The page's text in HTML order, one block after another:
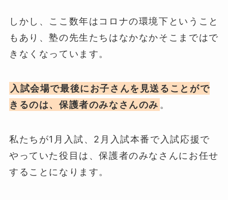
しかし、ここ数年はコロナの環境下ということ
もあり、塾の先生たちはなかなかそこまではで
きなくなっています。
入試会場で最後にお子さんを見送ることがで
きるのは、保護者のみなさんのみ 。
私たちが1月入試、2月入試本番で入試応援で
やっていた役目は、保護者のみなさんにお任せ
することになります。